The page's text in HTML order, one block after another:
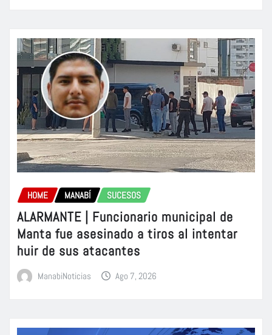
HOME MANABÍ SUCESOS
ALARMANTE | Funcionario municipal de
Manta fue asesinado a tiros al intentar
huir de sus atacantes
ManabiNoticias Ago 7, 2026